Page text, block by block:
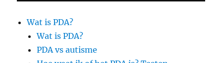
Wat is PDA?
Wat is PDA?
PDA vs autisme